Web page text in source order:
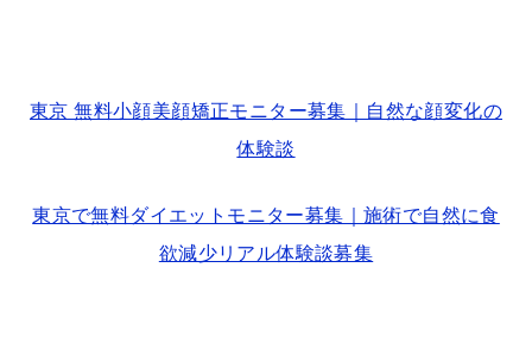
東京 無料小顔美顔矯正モニター募集｜自然な顔変化の
体験談
東京で無料ダイエットモニター募集｜施術で自然に食
欲減少リアル体験談募集